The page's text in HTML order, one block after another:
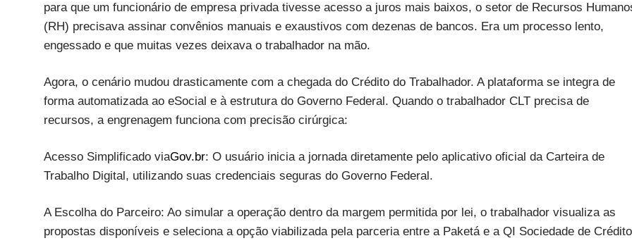
para que um funcionário de empresa privada tivesse acesso a juros mais baixos, o setor de Recursos
(RH) precisava assinar convênios manuais e exaustivos com dezenas de bancos. Era um processo lento,
engessado e que muitas vezes deixava o trabalhador na mão.
Agora, o cenário mudou drasticamente com a chegada do Crédito do Trabalhador. A plataforma se integra de
forma automatizada ao eSocial e à estrutura do Governo Federal. Quando o trabalhador CLT precisa de
recursos, a engrenagem funciona com precisão cirúrgica:
Acesso Simplificado viaGov.br: O usuário inicia a jornada diretamente pelo aplicativo oficial da Carteira de
Trabalho Digital, utilizando suas credenciais seguras do Governo Federal.
A Escolha do Parceiro: Ao simular a operação dentro da margem permitida por lei, o trabalhador visualiza as
propostas disponíveis e seleciona a opção viabilizada pela parceria entre a Paketá e a QI Sociedade de Crédito